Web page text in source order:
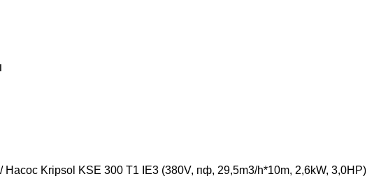
Насос Kripsol KSE 300 T1 IE3 (380V, пф, 29,5m3/h*10m, 2,6kW, 3,0HP)